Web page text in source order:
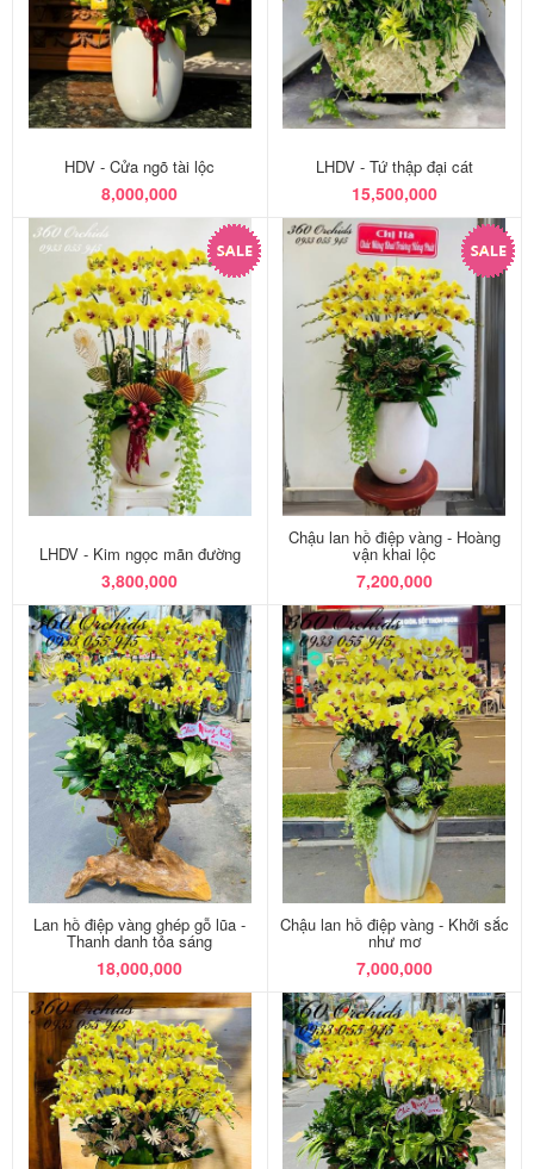
HDV - Cửa ngõ tài lộc
8,000,000
LHDV - Tứ thập đại cát
15,500,000
LHDV - Kim ngọc mãn đường
3,800,000
Chậu lan hồ điệp vàng - Hoàng
vận khai lộc
7,200,000
Lan hồ điệp vàng ghép gỗ lũa -
Thanh danh tỏa sáng
18,000,000
Chậu lan hồ điệp vàng - Khởi sắc
như mơ
7,000,000